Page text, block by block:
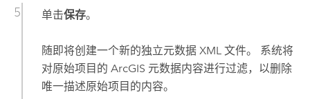
单击保存。
随即将创建一个新的独立元数据 XML 文件。 系统将
对原始项目的 ArcGIS 元数据内容进行过滤，以删除
唯一描述原始项目的内容。